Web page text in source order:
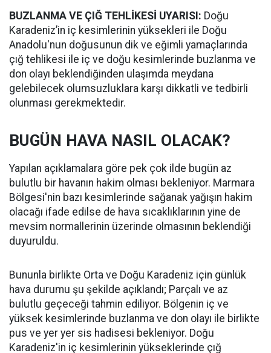
BUZLANMA VE ÇIĞ TEHLİKESİ UYARISI: Doğu
Karadeniz’in iç kesimlerinin yüksekleri ile Doğu
Anadolu'nun doğusunun dik ve eğimli yamaçlarında
çığ tehlikesi ile iç ve doğu kesimlerinde buzlanma ve
don olayı beklendiğinden ulaşımda meydana
gelebilecek olumsuzluklara karşı dikkatli ve tedbirli
olunması gerekmektedir.
BUGÜN HAVA NASIL OLACAK?
Yapılan açıklamalara göre pek çok ilde bugün az
bulutlu bir havanın hakim olması bekleniyor. Marmara
Bölgesi'nin bazı kesimlerinde sağanak yağışın hakim
olacağı ifade edilse de hava sıcaklıklarının yine de
mevsim normallerinin üzerinde olmasının beklendiği
duyuruldu.
Bununla birlikte Orta ve Doğu Karadeniz için günlük
hava durumu şu şekilde açıklandı; Parçalı ve az
bulutlu geçeceği tahmin ediliyor. Bölgenin iç ve
yüksek kesimlerinde buzlanma ve don olayı ile birlikte
pus ve yer yer sis hadisesi bekleniyor. Doğu
Karadeniz'in iç kesimlerinin yükseklerinde çığ